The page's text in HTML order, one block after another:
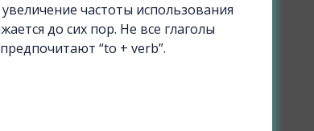
частоты использования
до сих пор. Не все глаголы
“to + verb”.